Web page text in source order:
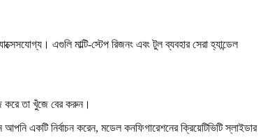
এগুলি মাল্টি-স্টেপ রিজনং এবং টুল ব্যবহার সেরা হ্যান্ডেল
করে তা খুঁজে বের করুন।
একটি নির্বাচন করেন, মডেল কনফিগারেশনের ক্রিয়েটিভিটি স্লাইডার